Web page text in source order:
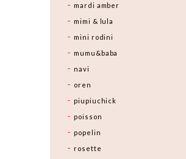
mardi amber
mimi & lula
mini rodini
mumu&baba
navi
oren
piupiuchick
poisson
popelin
rosette